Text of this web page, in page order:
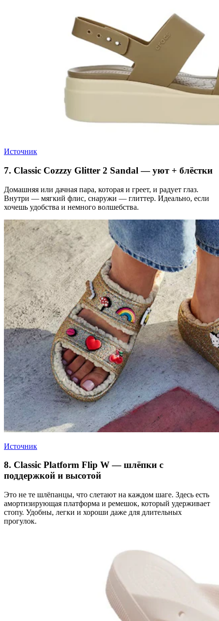
Источник
7. Classic Cozzzy Glitter 2 Sandal — уют + блёстки
Домашняя или дачная пара, которая и греет, и радует глаз.
Внутри — мягкий флис, снаружи — глиттер. Идеально, если
хочешь удобства и немного волшебства.
Источник
8. Classic Platform Flip W — шлёпки с
поддержкой и высотой
Это не те шлёпанцы, что слетают на каждом шаге. Здесь есть
амортизирующая платформа и ремешок, который удерживает
стопу. Удобны, легки и хороши даже для длительных
прогулок.